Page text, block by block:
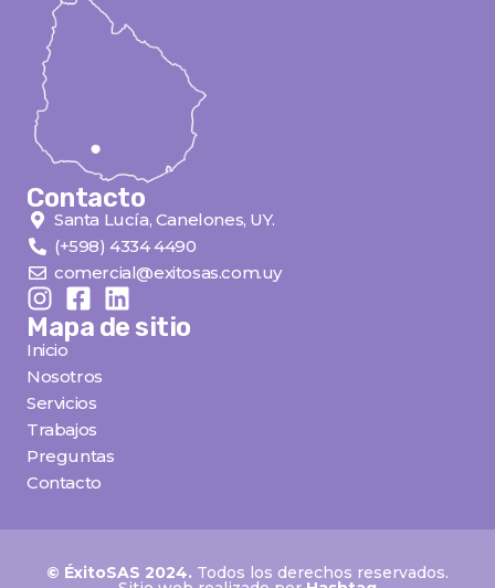
Contacto
Santa Lucía, Canelones, UY.
(+598) 4334 4490
comercial@exitosas.com.uy
Mapa de sitio
Inicio
Nosotros
Servicios
Trabajos
Preguntas
Contacto
© ÉxitoSAS 2024. Todos los derechos reservados.